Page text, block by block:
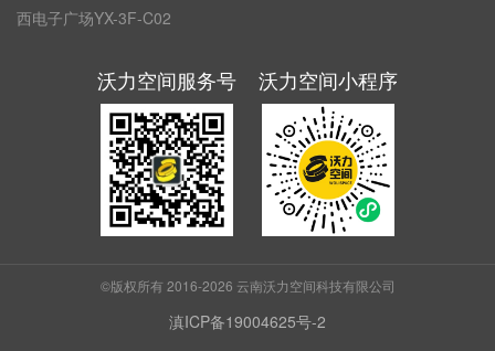
西电子广场YX-3F-C02
沃力空间服务号 沃力空间小程序
©版权所有 2016-2026 云南沃力空间科技有限公司
滇ICP备19004625号-2